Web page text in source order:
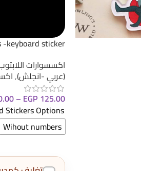
-keyboard sticker
اكسسوارات
(عربي -انجلش),
EGP 125.00
–
Stickers Options
Wihout numbers